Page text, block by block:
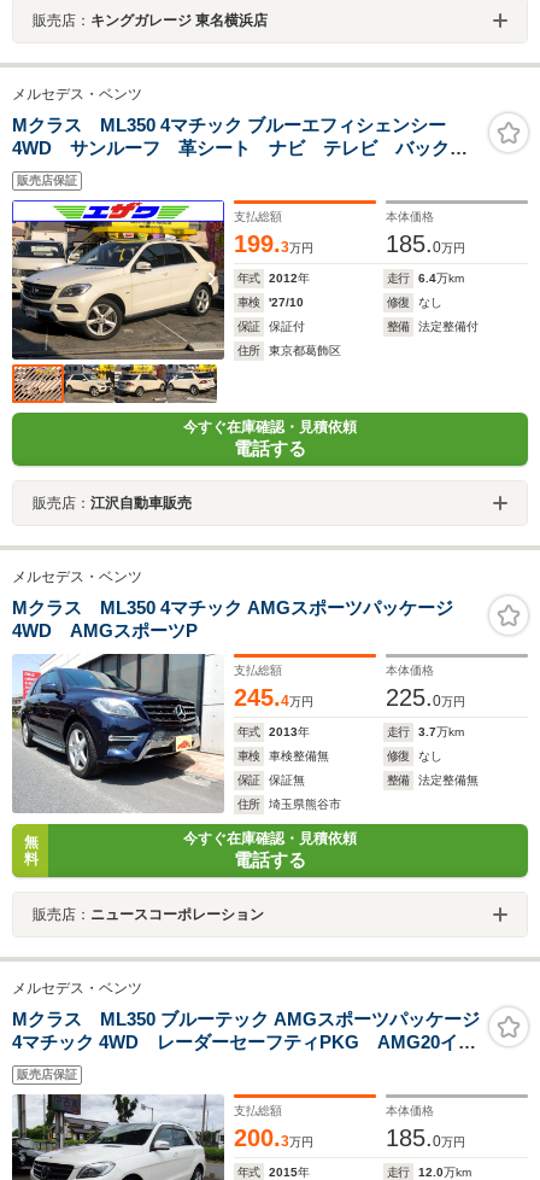
販売店： キングガレージ 東名横浜店
メルセデス・ベンツ
Mクラス ML350 4マチック ブルーエフィシェンシー
4WD サンルーフ 革シート ナビ テレビ バックカ
メラ 19インチアルミホイール パワーバックドア
販売店保証
支払総額
199.3万円
本体価格
185.0万円
年式 2012年 走行 6.4万km
車検
'27/10 修復
なし
保証
保証付 整備
法定整備付
住所
東京都葛飾区
今すぐ在庫確認・見積依頼
電話する
販売店： 江沢自動車販売
メルセデス・ベンツ
Mクラス ML350 4マチック AMGスポーツパッケージ
4WD AMGスポーツP
支払総額
245.4万円
本体価格
225.0万円
年式 2013年 走行 3.7万km
車検
車検整備無 修復
なし
保証
保証無 整備
法定整備無
住所
埼玉県熊谷市
無
料
今すぐ在庫確認・見積依頼
電話する
販売店： ニュースコーポレーション
メルセデス・ベンツ
Mクラス ML350 ブルーテック AMGスポーツパッケージ
4マチック 4WD レーダーセーフティPKG AMG20イン
チ パノラマルーフ パワーバックドア ブラックレザ
ー ドラレコ ETC
販売店保証
支払総額
200.3万円
本体価格
185.0万円
年式 2015年 走行 12.0万km